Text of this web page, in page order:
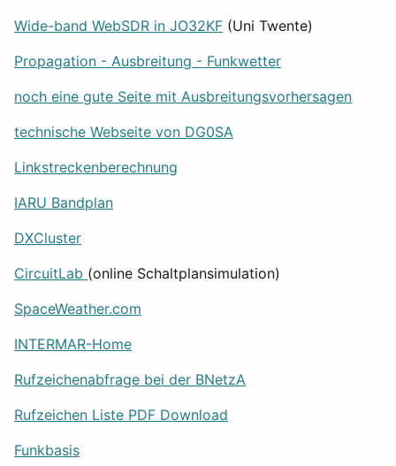
Wide-band WebSDR in JO32KF (Uni Twente)
Propagation - Ausbreitung - Funkwetter
noch eine gute Seite mit Ausbreitungsvorhersagen
technische Webseite von DG0SA
Linkstreckenberechnung
IARU Bandplan
DXCluster
CircuitLab (online Schaltplansimulation)
SpaceWeather.com
INTERMAR-Home
Rufzeichenabfrage bei der BNetzA
Rufzeichen Liste PDF Download
Funkbasis